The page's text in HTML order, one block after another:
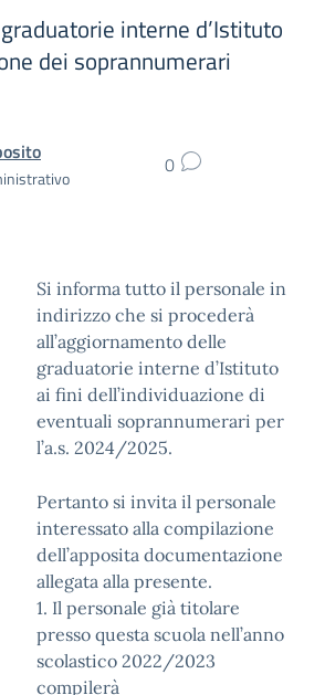
interne d’Istituto
dei soprannumerari
0
Si informa tutto il personale in
indirizzo che si procederà
all’aggiornamento delle
graduatorie interne d’Istituto
ai fini dell’individuazione di
eventuali soprannumerari per
l’a.s. 2024/2025.
Pertanto si invita il personale
interessato alla compilazione
dell’apposita documentazione
allegata alla presente.
1. Il personale già titolare
presso questa scuola nell’anno
scolastico 2022/2023
compilerà